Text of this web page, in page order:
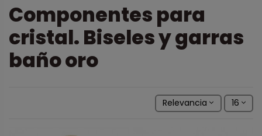
Componentes para
cristal. Biseles y garras
baño oro
Relevancia 16